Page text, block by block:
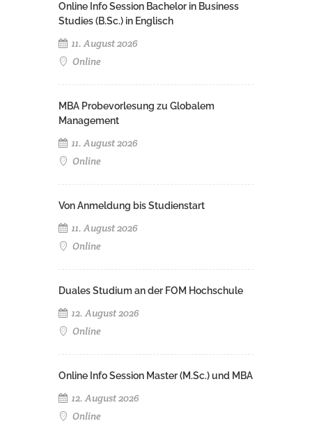
Online Info Session Bachelor in Business
Studies (B.Sc.) in Englisch
11. August 2026
Online
MBA Probevorlesung zu Globalem
Management
11. August 2026
Online
Von Anmeldung bis Studienstart
11. August 2026
Online
Duales Studium an der FOM Hochschule
12. August 2026
Online
Online Info Session Master (M.Sc.) und MBA
12. August 2026
Online